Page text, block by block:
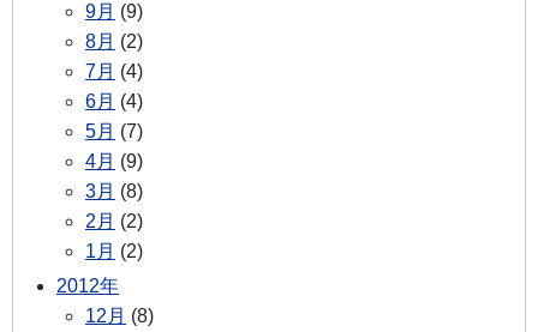
9月 (9)
8月 (2)
7月 (4)
6月 (4)
5月 (7)
4月 (9)
3月 (8)
2月 (2)
1月 (2)
2012年
12月 (8)